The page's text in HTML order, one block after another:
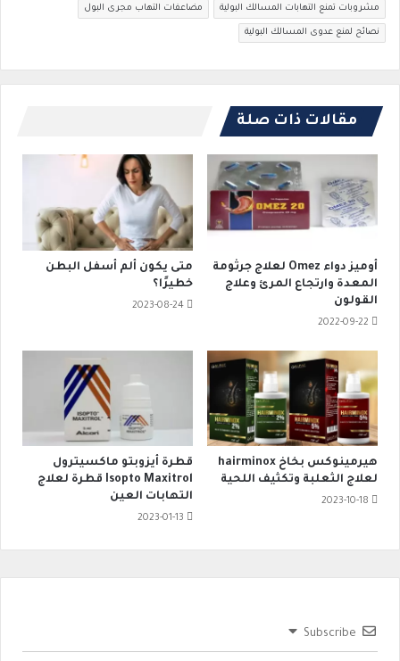
مشروبات تمنع التهابات المسالك البولية مضاعفات التهاب مجرى البول
نصائح لمنع عدوى المسالك البولية
مقالات ذات صلة
أوميز دواء Omez لعلاج جرثومة
المعدة وارتجاع المرئ وعلاج
القولون
2022-09-22
متى يكون ألم أسفل البطن
خطيرًا؟
2023-08-24
هيرمينوكس بخاخ hairminox
لعلاج الثعلبة وتكثيف اللحية
2023-10-18
قطرة أيزوبتو ماكسيترول
Isopto Maxitrol قطرة لعلاج
التهابات العين
2023-01-13
Subscribe